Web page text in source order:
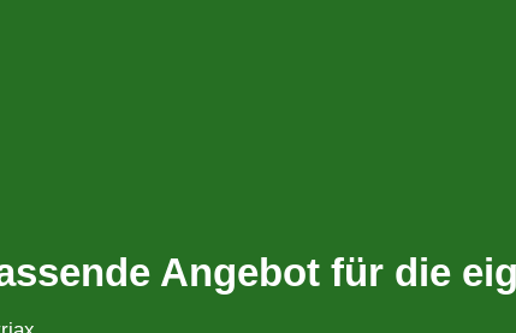
Angebot für die